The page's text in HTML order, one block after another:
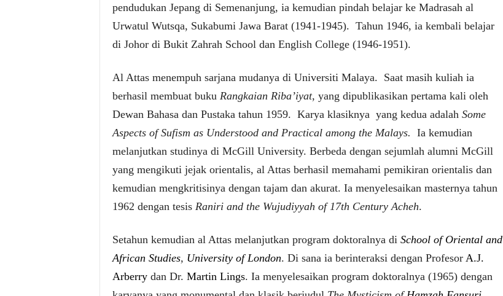
pendudukan Jepang di Semenanjung, ia kemudian pindah belajar ke Madrasah al
Urwatul Wutsqa, Sukabumi Jawa Barat (1941-1945). Tahun 1946, ia kembali belajar
di Johor di Bukit Zahrah School dan English College (1946-1951).
Al Attas menempuh sarjana mudanya di Universiti Malaya. Saat masih kuliah ia
berhasil membuat buku Rangkaian Riba’iyat, yang dipublikasikan pertama kali oleh
Dewan Bahasa dan Pustaka tahun 1959. Karya klasiknya yang kedua adalah Some
Aspects of Sufism as Understood and Practical among the Malays. Ia kemudian
melanjutkan studinya di McGill University. Berbeda dengan sejumlah alumni McGill
yang mengikuti jejak orientalis, al Attas berhasil memahami pemikiran orientalis dan
kemudian mengkritisinya dengan tajam dan akurat. Ia menyelesaikan masternya tahun
1962 dengan tesis Raniri and the Wujudiyyah of 17th Century Acheh.
Setahun kemudian al Attas melanjutkan program doktoralnya di School of Oriental and
African Studies, University of London. Di sana ia berinteraksi dengan Profesor A.J.
Arberrydan Dr. Martin Lings. Ia menyelesaikan program doktoralnya (1965) dengan